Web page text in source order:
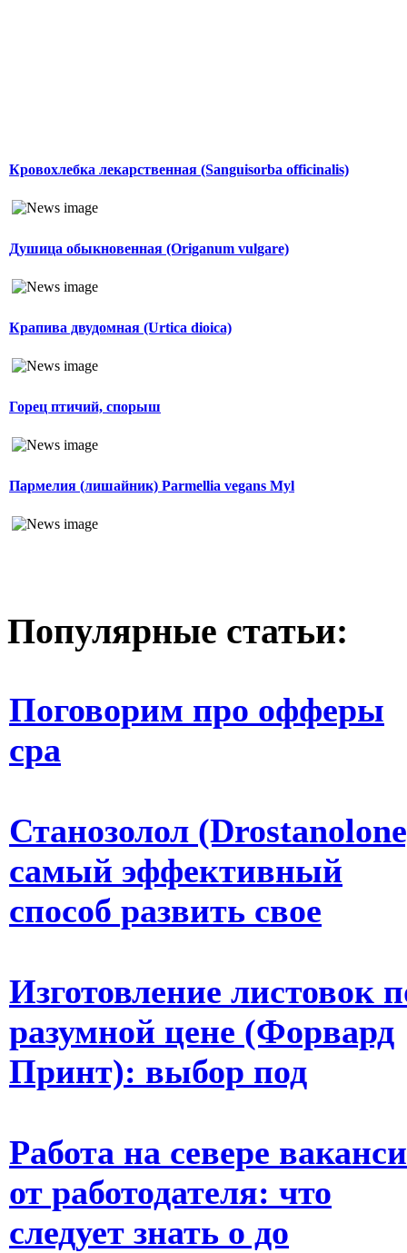
Кровохлебка лекарственная (Sanguisorba officinalis)
Душица обыкновенная (Origanum vulgare)
Крапива двудомная (Urtica dioica)
Горец птичий, спорыш
Пармелия (лишайник) Parmellia vegans Myl
Популярные статьи:
Поговорим про офферы
cpa
Станозолол
самый эффективный
способ развить свое
Изготовление листовок
разумной цене (Форвард
Принт): выбор под
Работа на севере
от работодателя: что
следует знать о до